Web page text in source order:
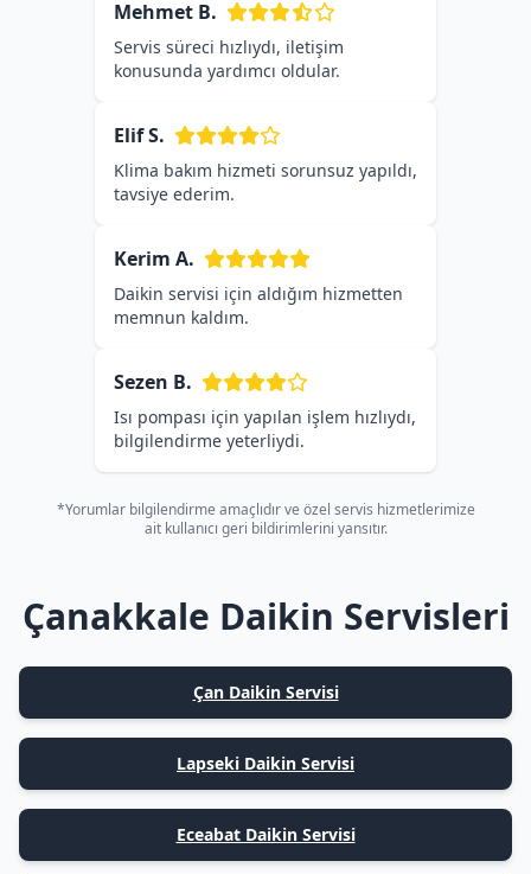
Mehmet B.
Servis süreci hızlıydı, iletişim
konusunda yardımcı oldular.
Elif S.
Klima bakım hizmeti sorunsuz yapıldı,
tavsiye ederim.
Kerim A.
Daikin servisi için aldığım hizmetten
memnun kaldım.
Sezen B.
Isı pompası için yapılan işlem hızlıydı,
bilgilendirme yeterliydi.
*Yorumlar bilgilendirme amaçlıdır ve özel servis hizmetlerimize
ait kullanıcı geri bildirimlerini yansıtır.
Çanakkale Daikin Servisleri
Çan Daikin Servisi
Lapseki Daikin Servisi
Eceabat Daikin Servisi